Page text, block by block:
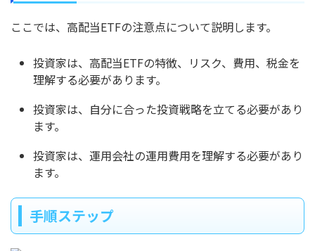
ここでは、高配当ETFの注意点について説明します。
投資家は、高配当ETFの特徴、リスク、費用、税金を
理解する必要があります。
投資家は、自分に合った投資戦略を立てる必要があり
ます。
投資家は、運用会社の運用費用を理解する必要があり
ます。
手順ステップ